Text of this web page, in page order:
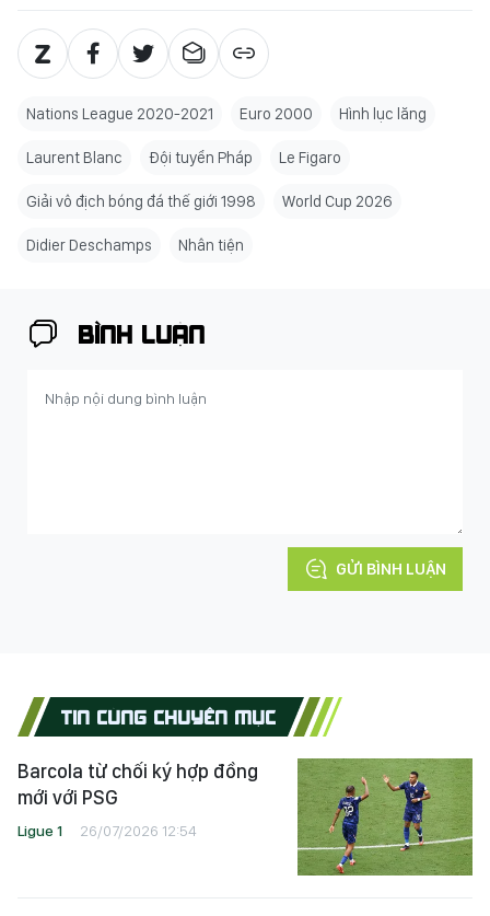
Nations League 2020-2021 Euro 2000 Hình lục lăng
Laurent Blanc Đội tuyển Pháp Le Figaro
Giải vô địch bóng đá thế giới 1998 World Cup 2026
Didier Deschamps Nhân tiện
BÌNH LUẬN
GỬI BÌNH LUẬN
TIN CÙNG CHUYÊN MỤC
Barcola từ chối ký hợp đồng
mới với PSG
Ligue 1 26/07/2026 12:54